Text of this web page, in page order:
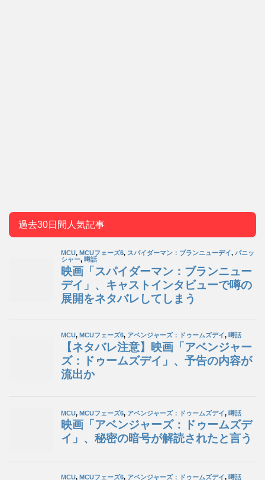
過去30日間人気記事